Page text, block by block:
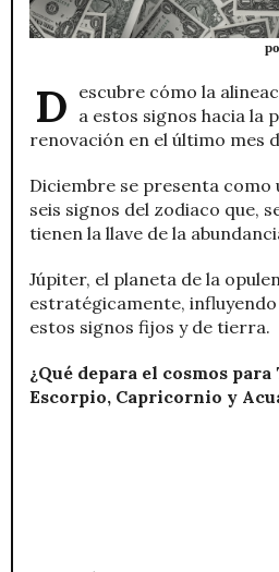
Descubre cómo la alineación cósmica impulsa a estos signos hacia la
renovación en el último mes
Diciembre se presenta como
seis signos del zodiaco que,
tienen la llave de la
Júpiter, el planeta de la
estratégicamente,
estos signos fijos y de tierra.
¿Qué depara el cosmos
Escorpio, Capricornio y